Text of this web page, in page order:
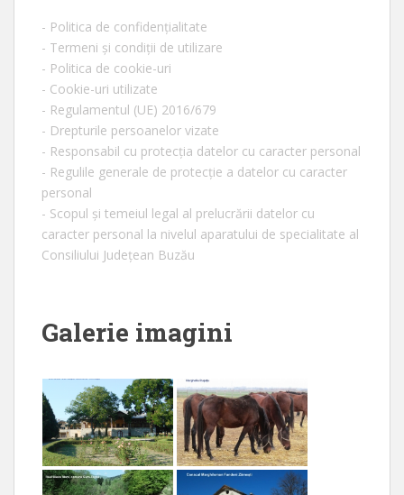
- Politica de confidențialitate
- Termeni și condiții de utilizare
- Politica de cookie-uri
- Cookie-uri utilizate
- Regulamentul (UE) 2016/679
- Drepturile persoanelor vizate
- Responsabil cu protecția datelor cu caracter personal
- Regulile generale de protecție a datelor cu caracter
personal
- Scopul și temeiul legal al prelucrării datelor cu
caracter personal la nivelul aparatului de specialitate al
Consiliului Județean Buzău
Galerie imagini